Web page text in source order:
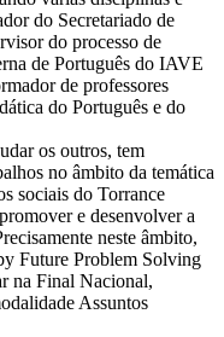
do Secretariado de
do processo de
de Português do IAVE
de professores
do Português e do
os outros, tem
no âmbito da temática
sociais do Torrance
e desenvolver a
neste âmbito,
Future Problem Solving
na Final Nacional,
Assuntos